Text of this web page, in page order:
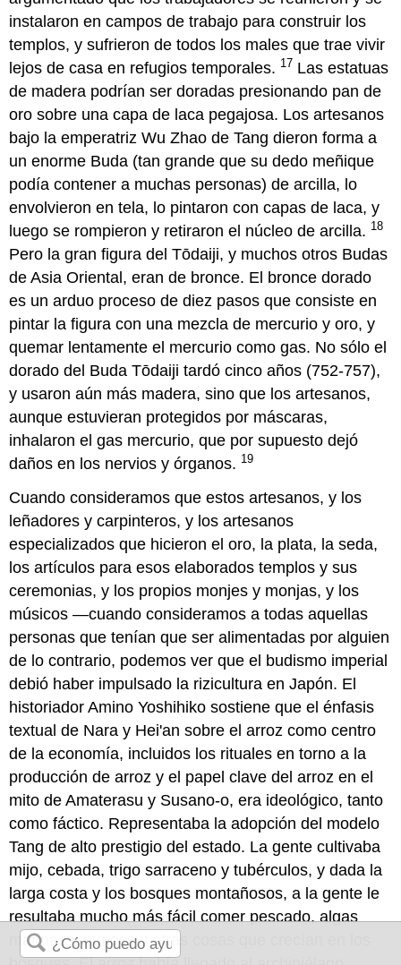
instalaron en campos de trabajo para construir los
templos, y sufrieron de todos los males que trae vivir
lejos de casa en refugios temporales. 17 Las estatuas
de madera podrían ser doradas presionando pan de
oro sobre una capa de laca pegajosa. Los artesanos
bajo la emperatriz Wu Zhao de Tang dieron forma a
un enorme Buda (tan grande que su dedo meñique
podía contener a muchas personas) de arcilla, lo
envolvieron en tela, lo pintaron con capas de laca, y
luego se rompieron y retiraron el núcleo de arcilla. 18
Pero la gran figura del Tōdaiji, y muchos otros Budas
de Asia Oriental, eran de bronce. El bronce dorado
es un arduo proceso de diez pasos que consiste en
pintar la figura con una mezcla de mercurio y oro, y
quemar lentamente el mercurio como gas. No sólo el
dorado del Buda Tōdaiji tardó cinco años (752-757),
y usaron aún más madera, sino que los artesanos,
aunque estuvieran protegidos por máscaras,
inhalaron el gas mercurio, que por supuesto dejó
daños en los nervios y órganos. 19
Cuando consideramos que estos artesanos, y los
leñadores y carpinteros, y los artesanos
especializados que hicieron el oro, la plata, la seda,
los artículos para esos elaborados templos y sus
ceremonias, y los propios monjes y monjas, y los
músicos —cuando consideramos a todas aquellas
personas que tenían que ser alimentadas por alguien
de lo contrario, podemos ver que el budismo imperial
debió haber impulsado la rizicultura en Japón. El
historiador Amino Yoshihiko sostiene que el énfasis
textual de Nara y Hei'an sobre el arroz como centro
de la economía, incluidos los rituales en torno a la
producción de arroz y el papel clave del arroz en el
mito de Amaterasu y Susano-o, era ideológico, tanto
como fáctico. Representaba la adopción del modelo
Tang de alto prestigio del estado. La gente cultivaba
mijo, cebada, trigo sarraceno y tubérculos, y dada la
larga costa y los bosques montañosos, a la gente le
resultaba mucho más fácil comer pescado, algas
marinas y nueces y otras cosas que crecían en los